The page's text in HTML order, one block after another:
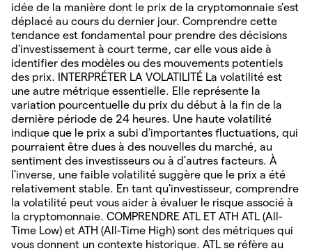
idée de la manière dont le prix de la cryptomonnaie s'est
déplacé au cours du dernier jour. Comprendre cette
tendance est fondamental pour prendre des décisions
d'investissement à court terme, car elle vous aide à
identifier des modèles ou des mouvements potentiels
des prix. INTERPRÉTER LA VOLATILITÉ La volatilité est
une autre métrique essentielle. Elle représente la
variation pourcentuelle du prix du début à la fin de la
dernière période de 24 heures. Une haute volatilité
indique que le prix a subi d'importantes fluctuations, qui
pourraient être dues à des nouvelles du marché, au
sentiment des investisseurs ou à d'autres facteurs. À
l'inverse, une faible volatilité suggère que le prix a été
relativement stable. En tant qu'investisseur, comprendre
la volatilité peut vous aider à évaluer le risque associé à
la cryptomonnaie. COMPRENDRE ATL ET ATH ATL (All-
Time Low) et ATH (All-Time High) sont des métriques qui
vous donnent un contexte historique. ATL se réfère au